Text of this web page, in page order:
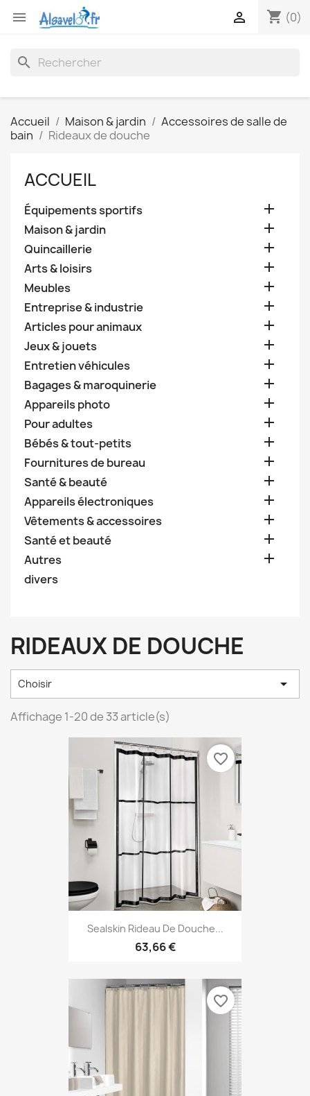
 shopping_cart (0)

search
Accueil Maison & jardin
Accessoires de salle de
bain
Rideaux de douche
ACCUEIL
Équipements sportifs 
Maison & jardin 
Quincaillerie 
Arts & loisirs 
Meubles 
Entreprise & industrie 
Articles pour animaux 
Jeux & jouets 
Entretien véhicules 
Bagages & maroquinerie 
Appareils photo 
Pour adultes 
Bébés & tout-petits 
Fournitures de bureau 
Santé & beauté 
Appareils électroniques 
Vêtements & accessoires 
Santé et beauté 
Autres 
divers
RIDEAUX DE DOUCHE
Choisir 
Affichage 1-20 de 33 article(s)
Sealskin Rideau De Douche...
63,66 €
favorite_border
favorite_border